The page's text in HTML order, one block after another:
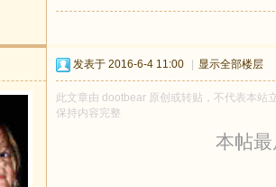
发表于 2016-6-4 11:00 显示全部楼层
此文章由 dootbear 原创或转贴，不代表本站
保持内容完整
本帖